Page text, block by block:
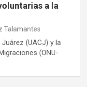
a la
Talamantes
(UACJ) y la
(ONU-